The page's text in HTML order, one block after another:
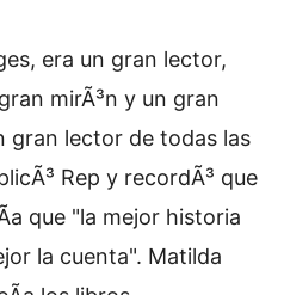
era un gran lector,
mirÃ³n y un gran
gran lector de todas las
Rep y recordÃ³ que
que "la mejor historia
la cuenta". Matilda